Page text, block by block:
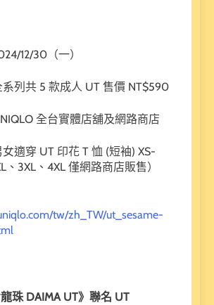
12/30（一）
列共 5 款成人 UT 售價 NT$590
全台實體店舖及網路商店
適穿 UT 印花 T 恤 (短袖) XS-
、3XL、4XL 僅網路商店販售）
tw/zh_TW/ut_sesame-
龍珠 DAIMA UT》聯名 UT